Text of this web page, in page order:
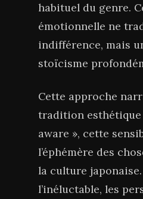
habituel du genre.
émotionnelle ne
indifférence, mais
stoïcisme
Cette approche
tradition esthétique
aware », cette
l’éphémère des
la culture japonaise.
l’inéluctable, les